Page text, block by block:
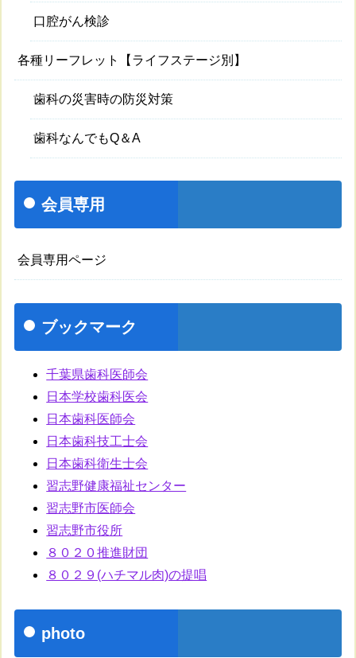
口腔がん検診
各種リーフレット【ライフステージ別】
歯科の災害時の防災対策
歯科なんでもQ＆A
会員専用
会員専用ページ
ブックマーク
千葉県歯科医師会
日本学校歯科医会
日本歯科医師会
日本歯科技工士会
日本歯科衛生士会
習志野健康福祉センター
習志野市医師会
習志野市役所
８０２０推進財団
８０２９(ハチマル肉)の提唱
photo